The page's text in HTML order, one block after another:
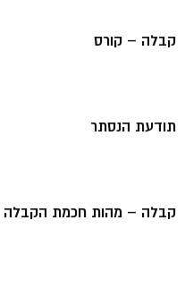
קבלה – קורס
תודעת הנסתר
קבלה – מהות חכמת הקבלה